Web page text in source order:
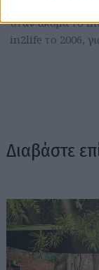
Σπούδασε
όταν ακόμα το
in2life το 2006,
Διαβάστε